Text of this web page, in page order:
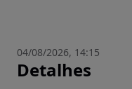
04/08/2026, 14:15
Detalhes